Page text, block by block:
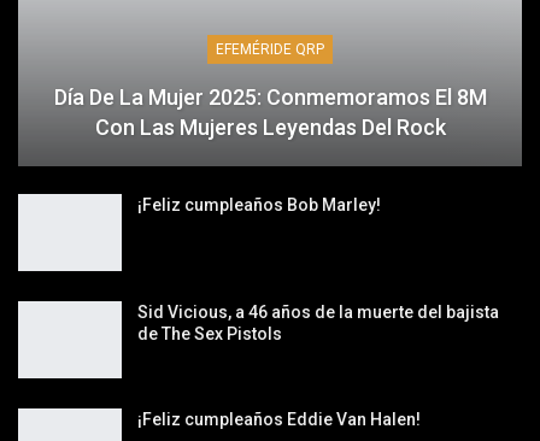
EFEMÉRIDE QRP
Día De La Mujer 2025: Conmemoramos El 8M
Con Las Mujeres Leyendas Del Rock
¡Feliz cumpleaños Bob Marley!
Sid Vicious, a 46 años de la muerte del bajista
de The Sex Pistols
¡Feliz cumpleaños Eddie Van Halen!